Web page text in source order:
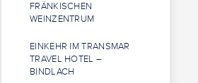
FRÄNKISCHEN
WEINZENTRUM
EINKEHR IM TRANSMAR
TRAVEL HOTEL –
BINDLACH